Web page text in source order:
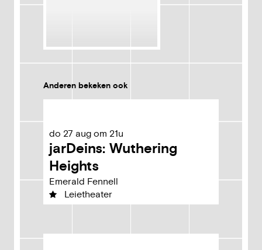
Anderen bekeken ook
do 27 aug om 21u
jarDeins: Wuthering
Heights
Emerald Fennell
Leietheater